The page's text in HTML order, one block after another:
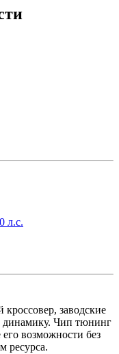
л.с.
заводские
динамику. Чип тюнинг
его возможности без
ресурса.